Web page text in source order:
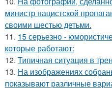
министр нацистской
своими шестью детьми.
11. 15 серьезно -
которые работают:
12. Типичная ситуация в
13. На изображениях
показывают различные